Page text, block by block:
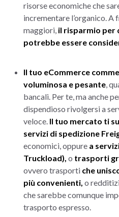
risorse economiche che
incrementare l’organico.
maggiori, il risparmio per
potrebbe essere
Il tuo eCommerce
voluminosa e pesante,
bancali. Per te, ma anche
dispendioso rivolgersi a
veloce. Il tuo mercato ti
servizi di spedizione
economici, oppure a
Truckload), o trasporti
ovvero trasporti che
più convenienti, o
che sarebbe comunque
trasporto espresso.